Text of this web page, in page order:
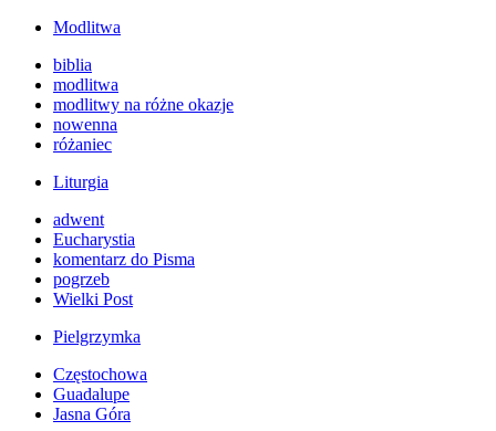
Modlitwa
biblia
modlitwa
modlitwy na różne okazje
nowenna
różaniec
Liturgia
adwent
Eucharystia
komentarz do Pisma
pogrzeb
Wielki Post
Pielgrzymka
Częstochowa
Guadalupe
Jasna Góra